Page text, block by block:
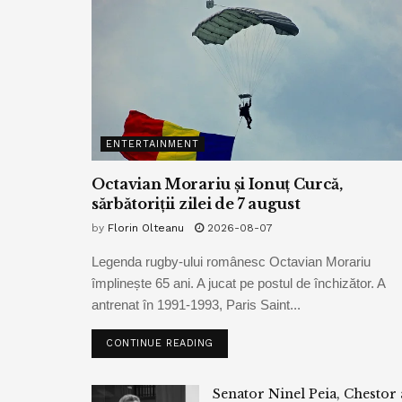
ENTERTAINMENT
Octavian Morariu și Ionuț Curcă,
sărbătoriții zilei de 7 august
by Florin Olteanu 2026-08-07
Legenda rugby-ului românesc Octavian Morariu
împlinește 65 ani. A jucat pe postul de închizător. A
antrenat în 1991-1993, Paris Saint...
CONTINUE READING
Senator Ninel Peia, Chestor